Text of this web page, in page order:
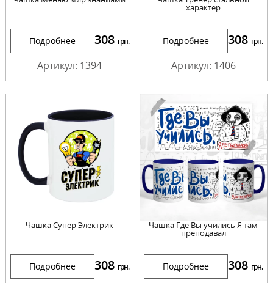
Подробнее 308 грн.
Артикул: 1394
характер
Подробнее 308 грн.
Артикул: 1406
Чашка Супер Электрик
Подробнее 308 грн.
Чашка Где Вы учились Я там
преподавал
Подробнее 308 грн.